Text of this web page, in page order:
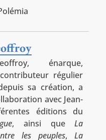
énarque,
régulier
sa création, a
avec Jean-
éditions du
, ainsi queLa
les peuples,La